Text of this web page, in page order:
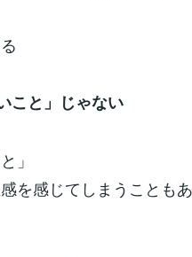
こと」じゃない
」
を感じてしまうことも